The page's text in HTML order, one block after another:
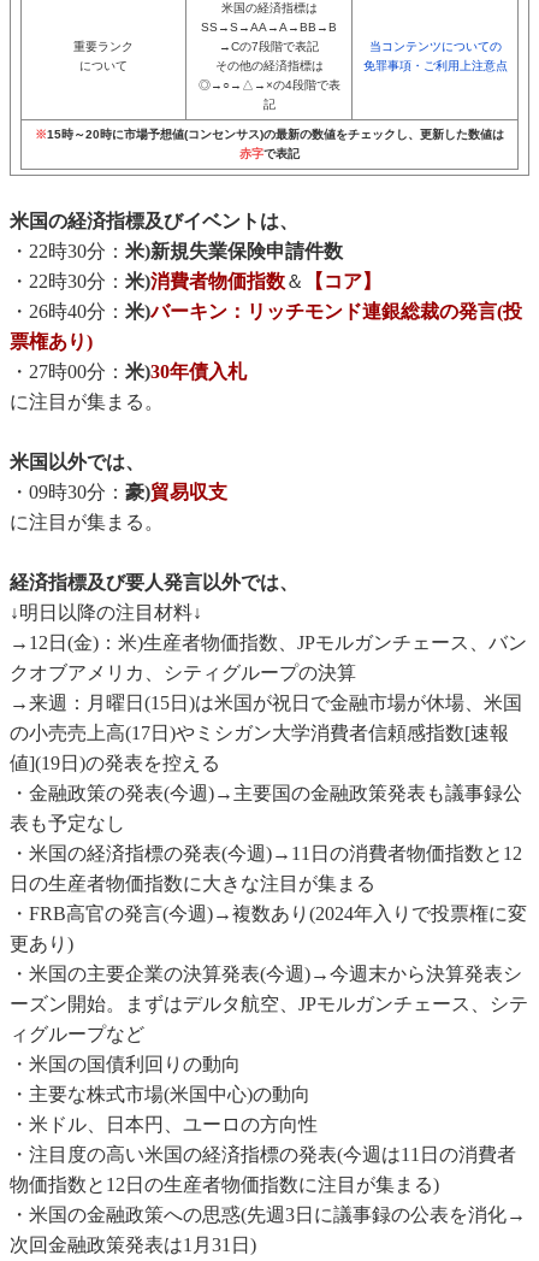
重要ランク
について
米国の経済指標は
SS→S→AA→A→BB→B
→Cの7段階で表記
その他の経済指標は
◎→○→△→×の4段階で表
記
当コンテンツについての
免罪事項・ご利用上注意点
※15時～20時に市場予想値(コンセンサス)の最新の数値をチェックし、更新した数値は
赤字で表記
米国の経済指標及びイベントは、
・22時30分： 米)新規失業保険申請件数
・22時30分： 米)消費者物価指数＆
【コア】
・26時40分： 米)バーキン：リッチモンド連銀総裁の発言(投
票権あり)
・27時00分： 米)30年債入札
に注目が集まる。
米国以外では、
・09時30分： 豪)貿易収支
に注目が集まる。
経済指標及び要人発言以外では、
↓明日以降の注目材料↓
→12日(金)：米)生産者物価指数、JPモルガンチェース、バン
クオブアメリカ、シティグループの決算
→来週：月曜日(15日)は米国が祝日で金融市場が休場、米国
の小売売上高(17日)やミシガン大学消費者信頼感指数[速報
値](19日)の発表を控える
・金融政策の発表(今週)→主要国の金融政策発表も議事録公
表も予定なし
・米国の経済指標の発表(今週)→11日の消費者物価指数と12
日の生産者物価指数に大きな注目が集まる
・FRB高官の発言(今週)→複数あり(2024年入りで投票権に変
更あり)
・米国の主要企業の決算発表(今週)→今週末から決算発表シ
ーズン開始。まずはデルタ航空、JPモルガンチェース、シテ
ィグループなど
・米国の国債利回りの動向
・主要な株式市場(米国中心)の動向
・米ドル、日本円、ユーロの方向性
・注目度の高い米国の経済指標の発表(今週は11日の消費者
物価指数と12日の生産者物価指数に注目が集まる)
・米国の金融政策への思惑(先週3日に議事録の公表を消化→
次回金融政策発表は1月31日)